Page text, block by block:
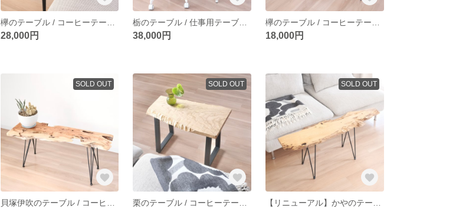
28,000円 38,000円 18,000円
SOLD OUT SOLD OUT SOLD OUT